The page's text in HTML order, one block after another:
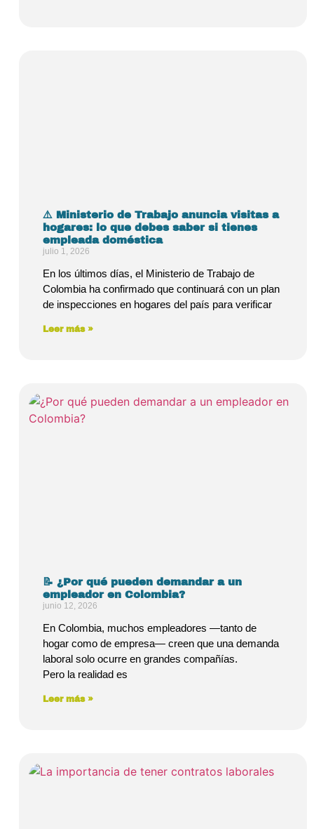
⚠️ Ministerio de Trabajo anuncia visitas a
hogares: lo que debes saber si tienes
empleada doméstica
julio 1, 2026
En los últimos días, el Ministerio de Trabajo de
Colombia ha confirmado que continuará con un plan
de inspecciones en hogares del país para verificar
Leer más »
📝 ¿Por qué pueden demandar a un
empleador en Colombia?
junio 12, 2026
En Colombia, muchos empleadores —tanto de
hogar como de empresa— creen que una demanda
laboral solo ocurre en grandes compañías.
Pero la realidad es
Leer más »